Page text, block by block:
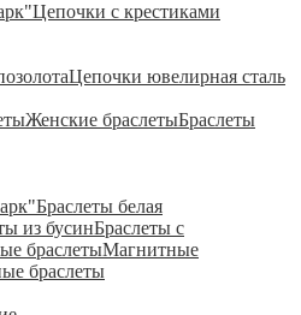
Цепочки с крестиками
Цепочки ювелирная сталь
Женские браслетыБраслеты
Браслеты белая
из бусинБраслеты с
браслетыМагнитные
браслеты